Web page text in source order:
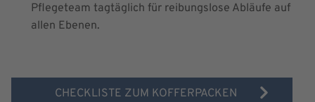
Pflegeteam tagtäglich für reibungslose Abläufe auf
allen Ebenen.
CHECKLISTE ZUM KOFFERPACKEN